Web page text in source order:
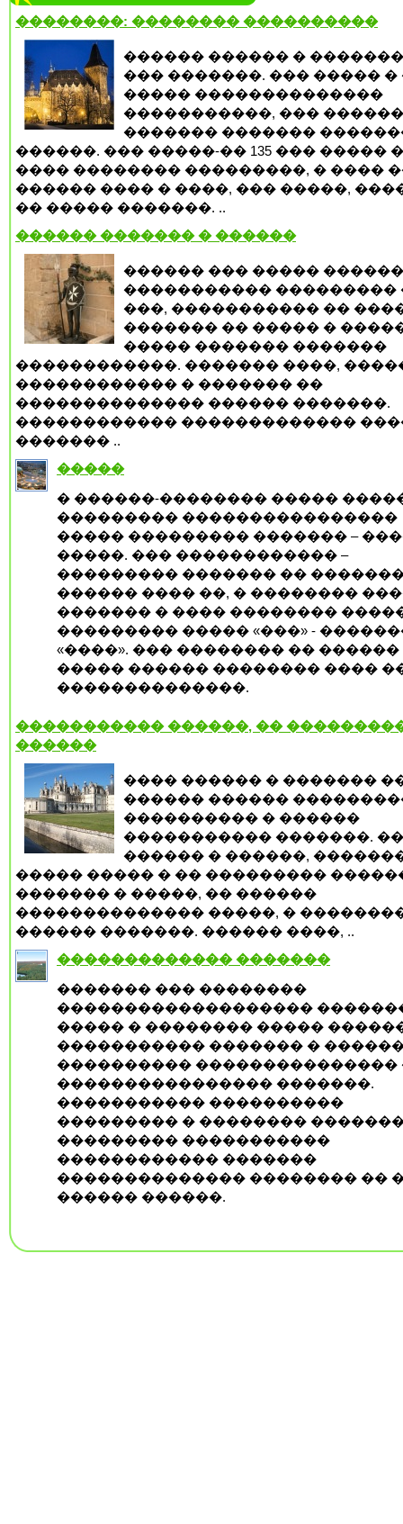
��������: �������� ����������
������ ������ �
��� �������. ��� ����� �
����� ��������������
�����������, ���
������� �������
������. ��� �����-�� 135 ��� �����
���� �������� ���������, � ����
������ ���� � ����, ��� �����,
�� ����� �������. ..
������ ������� � ������
������ ��� �����
����������� ���������
���, ����������� ��
������� �� ����� �
����� ������� �������
������������. ������� ����,
������������ � ������� ��
�������������� ������ �������.
������������ �������������
������� ..
�����
� ������-�������� �����
��������� ����������������
����� ��������� ������� –
�����. ��� ������������ –
��������� ������� ��
������ ���� ��, � ��������
������� � ���� ��������
��������� ����� «���» -
«����». ��� �������� �� ������
����� ������ �������� ����
��������������.
����������� ������, ��
������
���� ������ � �������
������ ������
���������� � ������
����������� �������.
������ � ������,
����� ����� � �� ���������
������� � �����, �� ������
�������������� �����, �
������ �������. ������ ����, ..
������������� �������
������� ��� ��������
�������������������
����� � �������� �����
����������� ������� �
���������� ���������������
���������������� �������.
����������� ����������
��������� � ��������
��������� �����������
������������ �������
�������������� �������� ��
������ ������.